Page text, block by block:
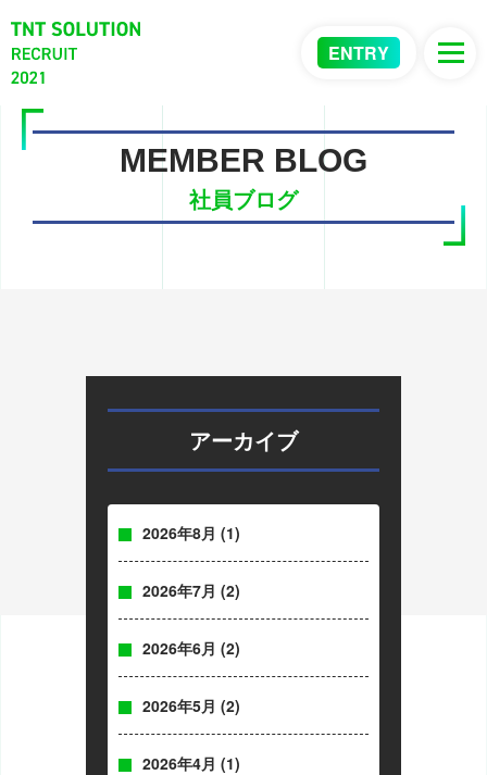
ENTRY
MEMBER BLOG
社員ブログ
アーカイブ
2026年8月 (1)
2026年7月 (2)
2026年6月 (2)
2026年5月 (2)
2026年4月 (1)